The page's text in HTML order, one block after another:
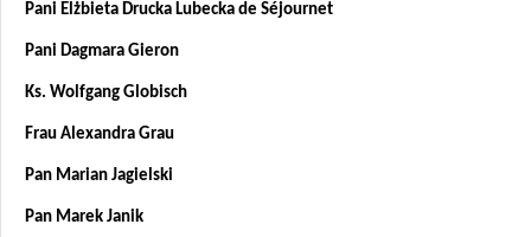
Pani Elżbieta Drucka Lubecka de Séjournet
Pani Dagmara Gieron
Ks. Wolfgang Globisch
Frau Alexandra Grau
Pan Marian Jagielski
Pan Marek Janik